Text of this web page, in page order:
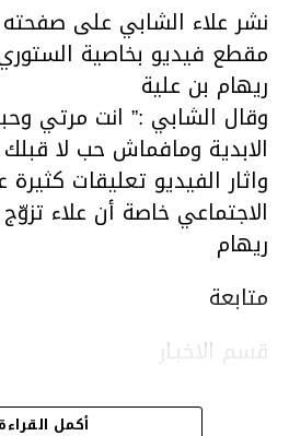
نشر علاء الشابي على
مقطع فيديو بخاصية
ريهام بن علية
وقال الشابي :” انت مرتي
الابدية ومافماش حب لا
واثار الفيديو تعليقات
الاجتماعي خاصة أن علاء
ريهام
متابعة
قسم الاخبـار
أكمل القراءة